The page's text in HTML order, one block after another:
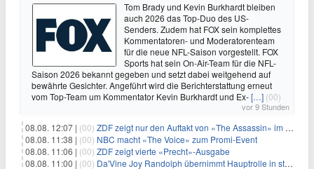
Tom Brady und Kevin Burkhardt bleiben
auch 2026 das Top-Duo des US-
Senders. Zudem hat FOX sein komplettes
Kommentatoren- und Moderatorenteam
für die neue NFL-Saison vorgestellt. FOX
Sports hat sein On-Air-Team für die NFL-
Saison 2026 bekannt gegeben und setzt dabei weitgehend auf
bewährte Gesichter. Angeführt wird die Berichterstattung erneut
vom Top-Team um Kommentator Kevin Burkhardt und Ex-[…] (00)
vor 9 Stunden
08.08. 12:07 | (00) ZDF zeigt nur den Auftakt von «The Assassin» im Fernsehen
08.08. 11:38 | (00) NBC macht «The Voice» zum Promi-Event
08.08. 11:06 | (00) ZDF zeigt vierte «Precht»-Ausgabe
08.08. 11:00 | (00) Da'Vine Joy Randolph übernimmt Hauptrolle in starbesetzter schwarzer Komödie